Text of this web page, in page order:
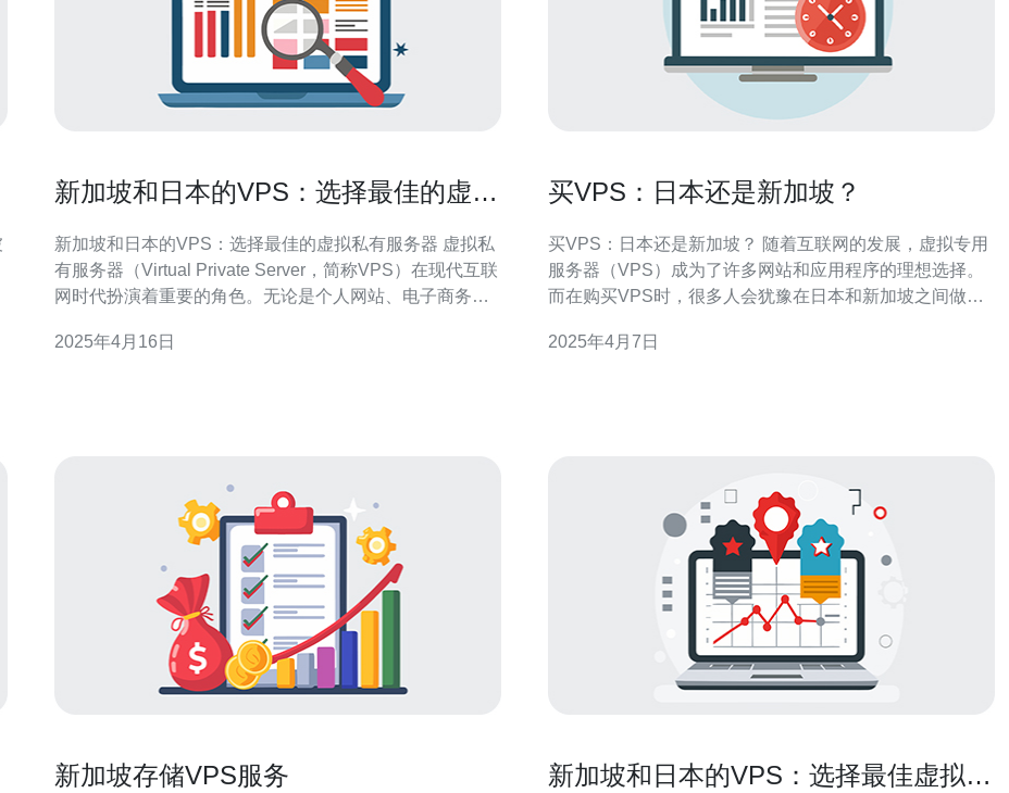
新加坡和日本的VPS：选择最佳的虚拟
新加坡和日本的VPS：选择最佳的虚拟私有服务器 虚拟私
有服务器（Virtual Private Server，简称VPS）在现代互联
网时代扮演着重要的角色。无论是个人网站、电子商务平
的性能和稳定性至关重要。新加坡和日本作为亚洲地区的
2025年4月16日
买VPS：日本还是新加坡？
买VPS：日本还是新加坡？ 随着互联网的发展，虚拟专用
服务器（VPS）成为了许多网站和应用程序的理想选择。
而在购买VPS时，很多人会犹豫在日本和新加坡之间做选
智的决策。 在选择VPS时，一个重要的因素是网络连接的
2025年4月7日
新加坡存储VPS服务
新加坡和日本的VPS：选择最佳虚拟私